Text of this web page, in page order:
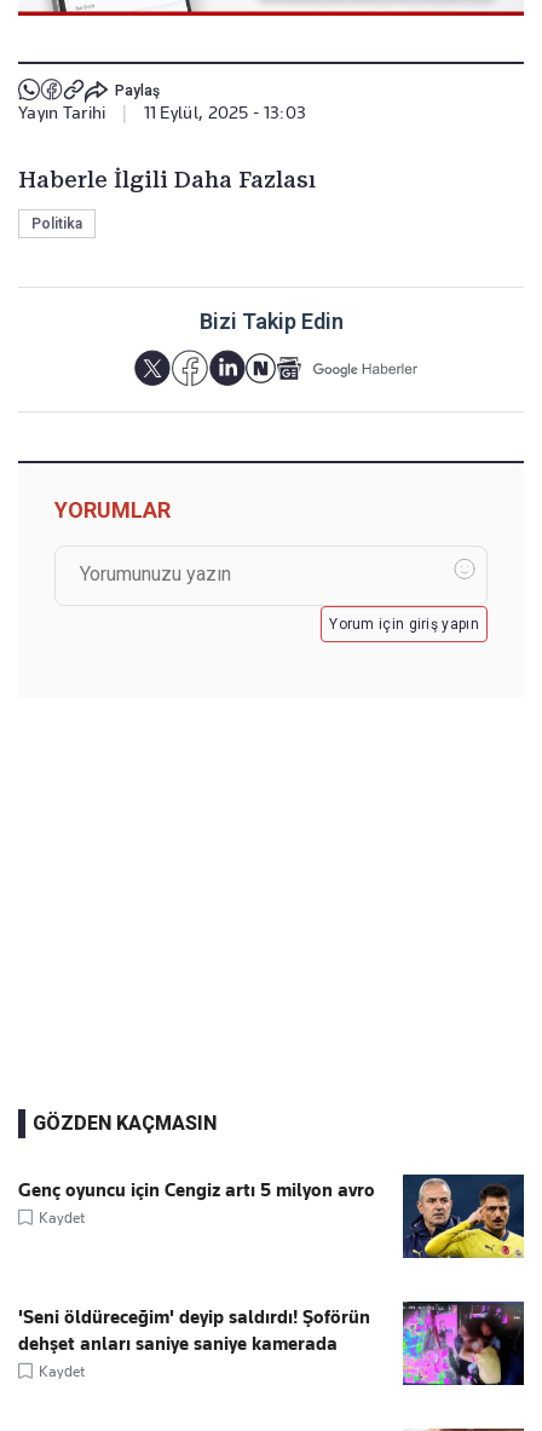
Paylaş
Yayın Tarihi 11 Eylül, 2025 - 13:03
Haberle İlgili Daha Fazlası
Politika
Bizi Takip Edin
YORUMLAR
Yorum için giriş yapın
GÖZDEN KAÇMASIN
Genç oyuncu için Cengiz artı 5 milyon avro
Kaydet
'Seni öldüreceğim' deyip saldırdı! Şoförün
dehşet anları saniye saniye kamerada
Kaydet